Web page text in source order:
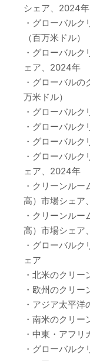
シェア、2024年
・グローバル
（百万米ドル）
・グローバル
ェア、2024年
・グローバル
万米ドル）
・グローバル
・グローバル
・グローバル
・グローバル
ェア、2024年
・クリーンル
高）市場シェア
・クリーンル
高）市場シェア
・グローバル
ェア
・北米のクリ
・欧州のクリ
・アジア太平
・南米のクリ
・中東・アフ
・グローバル